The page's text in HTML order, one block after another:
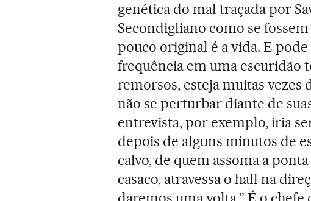
genética do mal traçada por
Secondigliano como se
pouco original é a vida. E
frequência em uma escuridão
remorsos, esteja muitas
não se perturbar diante de
entrevista, por exemplo, iria
depois de alguns minutos de
calvo, de quem assoma a
casaco, atravessa o hall na